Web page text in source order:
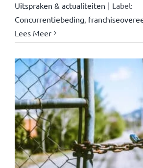
Uitspraken & actualiteiten | Label:
Concurrentiebeding
Lees Meer